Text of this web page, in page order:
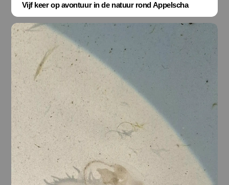
Vijf keer op avontuur in de natuur rond Appelscha